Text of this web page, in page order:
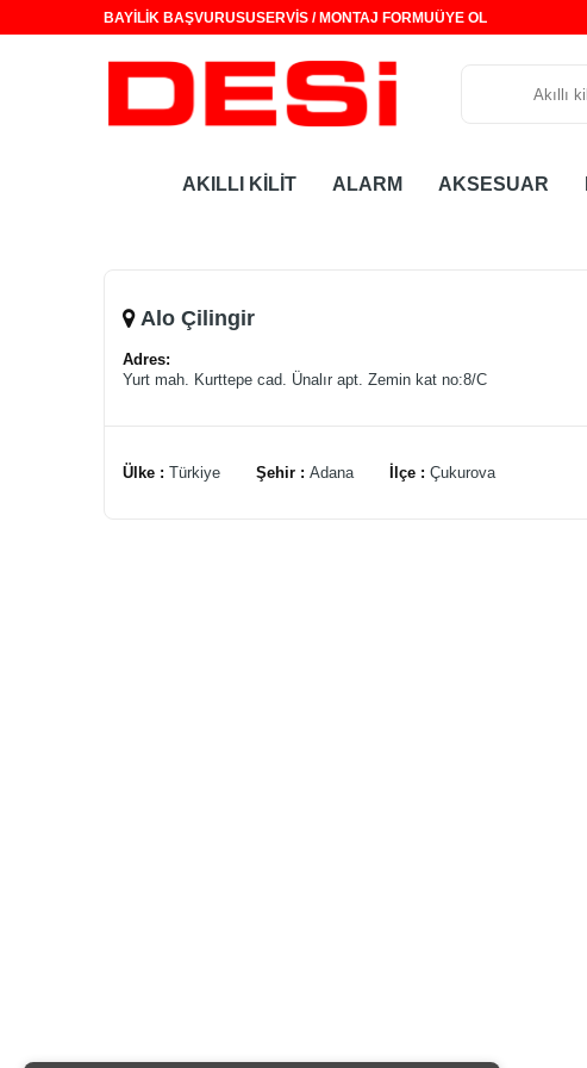
BAYİLİK BAŞVURUSUSERVİS / MONTAJ FORMUÜYE OL
AKILLI KİLİT ALARM AKSESUAR
Alo Çilingir
Adres:
Yurt mah. Kurttepe cad. Ünalır apt. Zemin kat no:8/C
Ülke : Türkiye Şehir : Adana İlçe : Çukurova